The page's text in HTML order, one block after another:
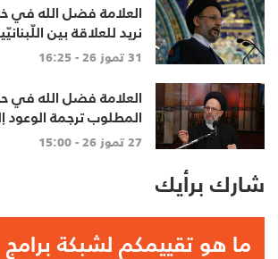
العلامة فضل الله في
نريد للعلاقة بين
الاحترام المتبادل،
الجامع
31 تموز 26 - 16:25
العلامة فضل الله في
المطلوب ترجمة
تنهي الاحتلال وتعيد
الاعمار
27 تموز 26 - 15:00
شارك برأيك
ما هو تقييمكم لشبكة